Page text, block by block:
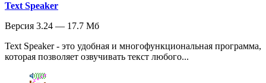
Text Speaker
Версия 3.24 — 17.7 Мб
Text Speaker - это удобная и многофункциональная программа,
которая позволяет озвучивать текст любого...